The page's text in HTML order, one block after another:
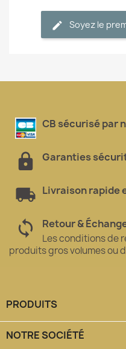
Soyez le
CB sécurisé par
Garanties
Livraison rapide
Retour &
Les conditions de
produits gros volumes ou
PRODUITS
NOTRE SOCIÉTÉ